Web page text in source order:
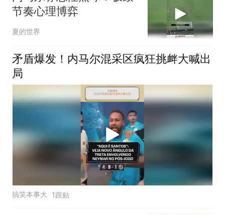
节奏心理博弈
夏的世界
矛盾爆发！内马尔混采区疯狂挑衅大喊出
局
搞笑本事大 1跟贴